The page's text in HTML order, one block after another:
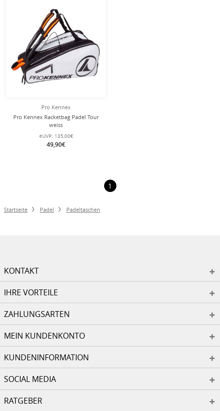
Pro Kennex
Pro Kennex Racketbag Padel Tour
weiss
eUVP: 135,00€
49,90€
1
Startseite Padel Padeltaschen
KONTAKT
IHRE VORTEILE
ZAHLUNGSARTEN
MEIN KUNDENKONTO
KUNDENINFORMATION
SOCIAL MEDIA
RATGEBER